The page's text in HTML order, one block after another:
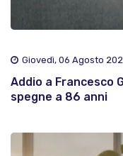
Giovedì, 06 Agosto
Addio a Francesco
spegne a 86 anni